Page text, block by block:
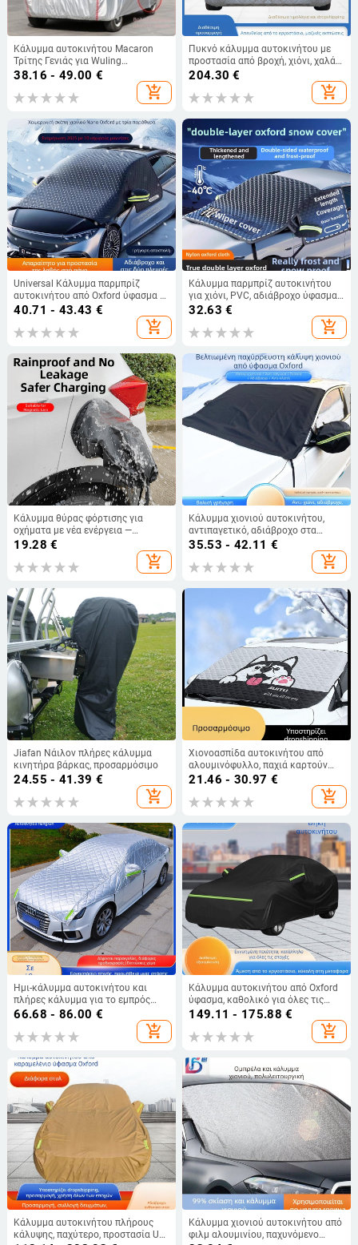
Κάλυμμα αυτοκινήτου Macaron
Τρίτης Γενιάς για Wuling
Hongguang MINIEV, Νάιλον,
Συμβατό με Αυτόματο Κιβώτιο
Ταχυτήτων, Χωρίς
38.16 - 49.00 €
add_shopping_cart
Πυκνό κάλυμμα αυτοκινήτου με
προστασία από βροχή, χιόνι, χαλάζι
και πάγο; χειμερινή ζεστασιά με
κουβέρτα
204.30 €
add_shopping_cart
Universal Κάλυμμα παρμπρίζ
αυτοκινήτου από Oxford ύφασμα –
ενσωματωμένη εγκατάσταση, 900
40.71 - 43.43 €
add_shopping_cart
Κάλυμμα παρμπρίζ αυτοκινήτου
για χιόνι, PVC, αδιάβροχο ύφασμα
Oxford, πλέγμα σχέδιο, παγκόσμια
εγκατάσταση
32.63 €
add_shopping_cart
Κάλυμμα θύρας φόρτισης για
οχήματα με νέα ενέργεια —
μαγνητικός προστατευτής για
μεταξωτό πολυεστέρα,
19.28 €
add_shopping_cart
Κάλυμμα χιονιού αυτοκινήτου,
αντιπαγετικό, αδιάβροχο στα
πεσμένα φύλλα, αντιψυκτικό
κάλυμμα μπροστινού υφάσματος
Oxford με πάχος οροφής για τον
35.53 - 42.11 €
add_shopping_cart
Jiafan Νάιλον πλήρες κάλυμμα
κινητήρα βάρκας, προσαρμόσιμο
24.55 - 41.39 €
add_shopping_cart
Χιονοασπίδα αυτοκινήτου από
αλουμινόφυλλο, παχιά καρτούν
σχεδίαση, ενσωματωμένη
εφαρμογή
21.46 - 30.97 €
add_shopping_cart
Ημι-κάλυμμα αυτοκινήτου και
πλήρες κάλυμμα για το εμπρός
παρμπρίζ και τα τζάμια —
προστασία από τον ήλιο, μόνωση
θερμότητας, προστασία από σκόνη
66.68 - 86.00 €
add_shopping_cart
Κάλυμμα αυτοκινήτου από Oxford
ύφασμα, καθολικό για όλες τις
εποχές, προσαρμόσιμο, Juan Hao
149.11 - 175.88 €
add_shopping_cart
Κάλυμμα αυτοκινήτου πλήρους
κάλυψης, παχύτερο, προστασία UV
Κάλυμμα χιονιού αυτοκινήτου από
φιλμ αλουμινίου, παχυνόμενο